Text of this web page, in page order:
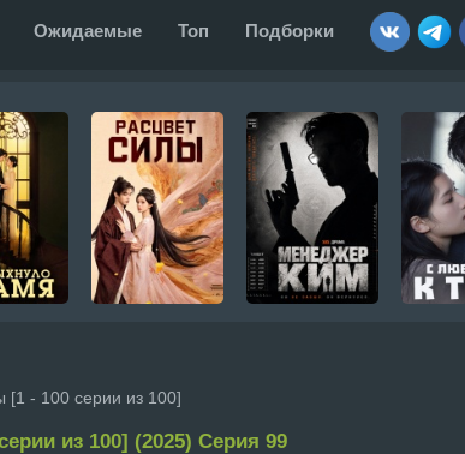
Ожидаемые Топ Подборки
[1 - 100 серии из 100]
из 100] (2025) Серия 99